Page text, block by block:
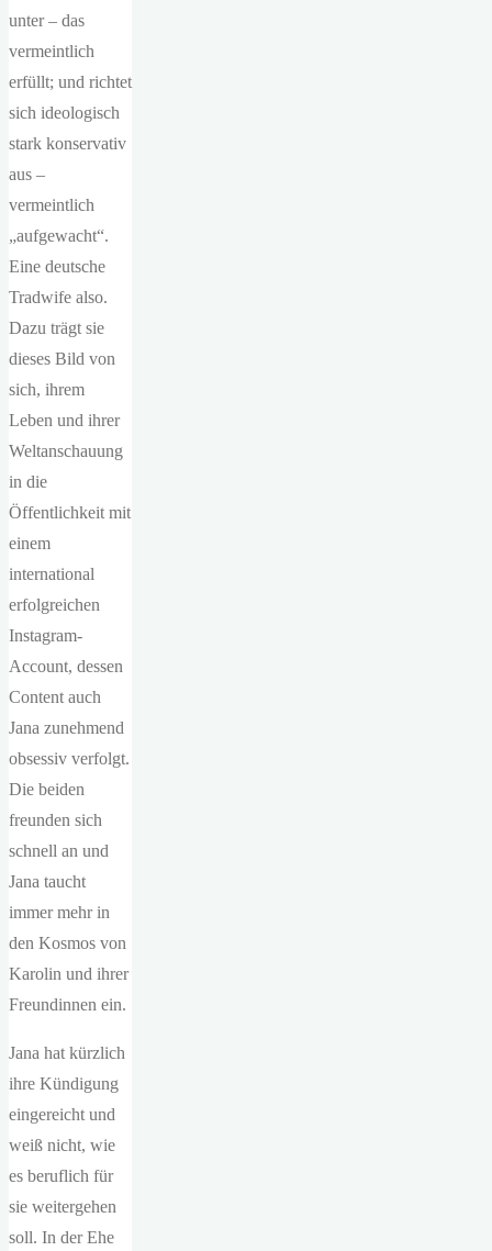
unter – das
vermeintlich
erfüllt; und richtet
sich ideologisch
stark konservativ
aus –
vermeintlich
„aufgewacht“.
Eine deutsche
Tradwife also.
Dazu trägt sie
dieses Bild von
sich, ihrem
Leben und ihrer
Weltanschauung
in die
Öffentlichkeit mit
einem
international
erfolgreichen
Instagram-
Account, dessen
Content auch
Jana zunehmend
obsessiv verfolgt.
Die beiden
freunden sich
schnell an und
Jana taucht
immer mehr in
den Kosmos von
Karolin und ihrer
Freundinnen ein.
Jana hat kürzlich
ihre Kündigung
eingereicht und
weiß nicht, wie
es beruflich für
sie weitergehen
soll. In der Ehe